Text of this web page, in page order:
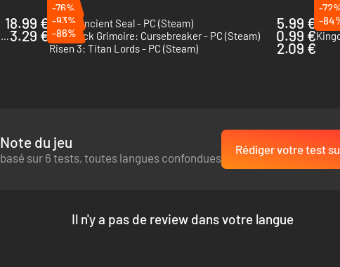
18.99 €
-76%
Kaku: Ancient Seal - PC (Steam)
5.99 €
-
The
La Terre du Milieu : L'Ombre du Mordor - PC (Steam)3.29 €
-93%
The Black Grimoire: Cursebreaker - PC (Steam)
0.99 €
-
-86%
Risen 3: Titan Lords - PC (Steam)
2.09 €
Note du jeu
basé sur 6 tests, toutes langues confondues
Rédiger votre test
Il n'y a pas de review dans votre langue